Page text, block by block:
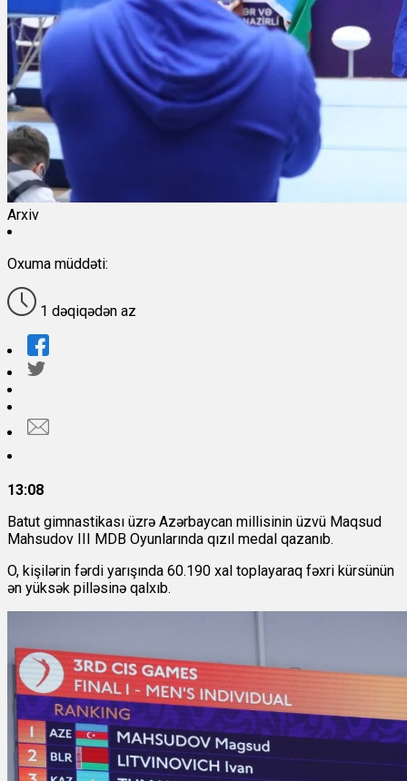
Arxiv
Oxuma müddəti:
1 dəqiqədən az
13:08
Batut gimnastikası üzrə Azərbaycan millisinin üzvü Maqsud
Mahsudov III MDB Oyunlarında qızıl medal qazanıb.
O, kişilərin fərdi yarışında 60.190 xal toplayaraq fəxri kürsünün
ən yüksək pilləsinə qalxıb.